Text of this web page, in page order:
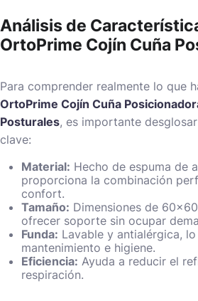
Análisis de
OrtoPrime Cojín Cuña
Para comprender realmente lo que
OrtoPrime Cojín Cuña
Posturales, es importante
clave:
Material: Hecho de espuma de
proporciona la combinación
confort.
Tamaño: Dimensiones de
ofrecer soporte sin ocupar
Funda: Lavable y antialérgica,
mantenimiento e higiene.
Eficiencia: Ayuda a reducir el
respiración.